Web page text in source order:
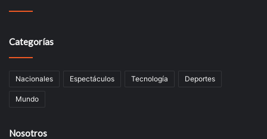
Categorías
Nacionales Espectáculos Tecnologí­a Deportes
Mundo
Nosotros